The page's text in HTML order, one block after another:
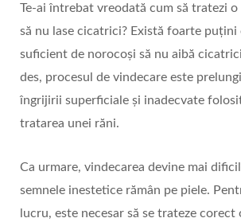
Te-ai întrebat vreodată cum să tratezi
să nu lase cicatrici? Există foarte puțini
suficient de norocoși să nu aibă
des, procesul de vindecare este
îngrijirii superficiale și inadecvate
tratarea unei răni.
Ca urmare, vindecarea devine mai
semnele inestetice rămân pe piele.
lucru, este necesar să se trateze corect